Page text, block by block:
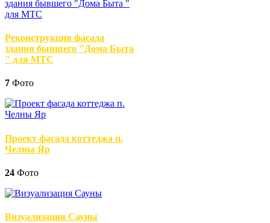
Реконструкция фасада
здания бывшего "Дома Быта
" для МТС
7 Фото
Проект фасада коттеджа п.
Челны Яр
24 Фото
Визуализация Сауны